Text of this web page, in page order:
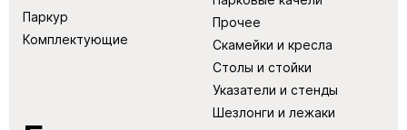
Паркур
Комплектующие
Прочее
Скамейки и кресла
Столы и стойки
Указатели и стенды
Шезлонги и лежаки